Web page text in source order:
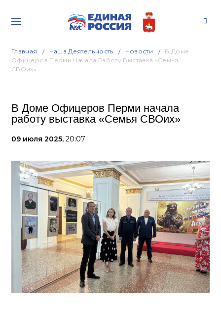
Главная Наша Деятельность Новости
В Доме
Офицеров Перми Начала Работу Выставка «Семья
СВОих»
В Доме Офицеров Перми начала
работу выставка «Семья СВОих»
09 июля 2025, 20:07